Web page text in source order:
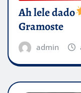
Ah lele dado​
Gramoste
admin